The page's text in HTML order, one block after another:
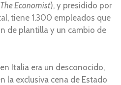
Economist), y presidido por
tiene 1.300 empleados que
de plantilla y un cambio de
Italia era un desconocido,
la exclusiva cena de Estado